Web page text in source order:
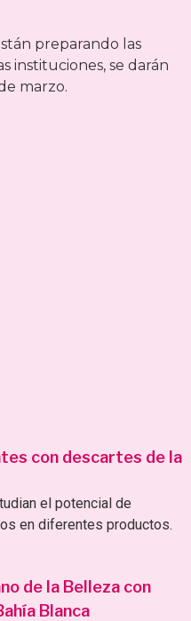
preparando las
instituciones, se darán
marzo.
con descartes de la
el potencial de
en diferentes productos.
de la Belleza con
Blanca